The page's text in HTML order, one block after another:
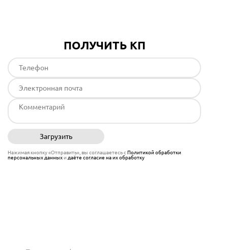
ПОЛУЧИТЬ КП
Загрузить
Нажимая кнопку «Отправить», вы соглашаетесь сПолитикой обработки
персональных данныхи даёте согласие на их обработку